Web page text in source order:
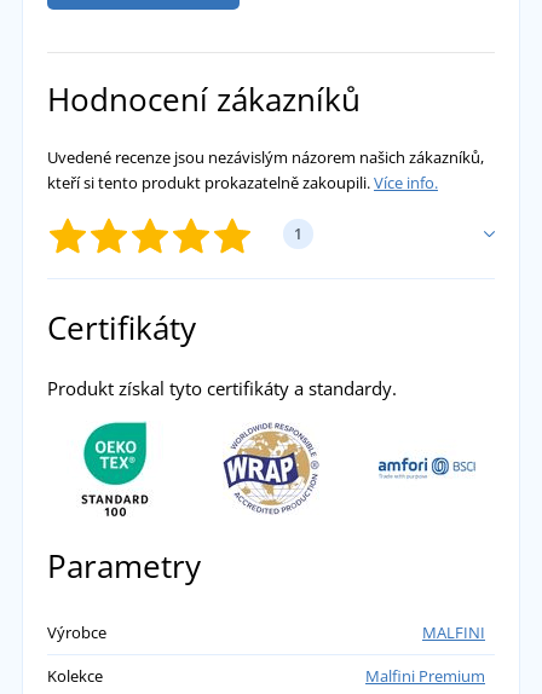
Hodnocení zákazníků
Uvedené recenze jsou nezávislým názorem našich zákazníků,
kteří si tento produkt prokazatelně zakoupili.Více info.
1
Markét
Příjemný materiál, barva odpovídá obrázku a
v kombinaci s vlastním potiskem naprosto
boží! Objednání proběhlo bez problémů,
potisku a brzké dodání zboží. Za mě výborná
zkušenost, doporučuji.
Certifikáty
Produkt získal tyto certifikáty a standardy.
Parametry
Výrobce
MALFINI
Kolekce
Malfini Premium